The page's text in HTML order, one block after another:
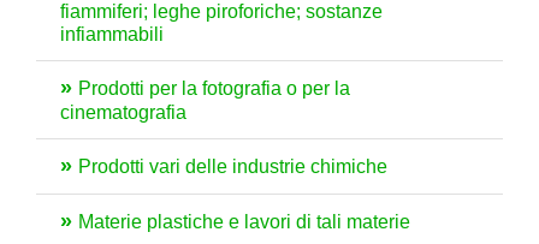
fiammiferi; leghe piroforiche; sostanze
infiammabili
Prodotti per la fotografia o per la
cinematografia
Prodotti vari delle industrie chimiche
Materie plastiche e lavori di tali materie